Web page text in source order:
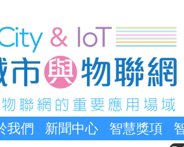
我們 新聞中心 智慧獎項